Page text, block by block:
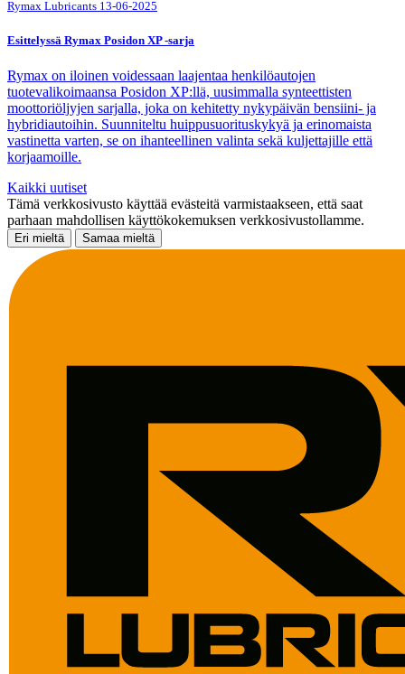
Rymax Lubricants 13-06-2025
Esittelyssä Rymax Posidon XP -sarja
Rymax on iloinen voidessaan laajentaa henkilöautojen
tuotevalikoimaansa Posidon XP:llä, uusimmalla synteettisten
moottoriöljyjen sarjalla, joka on kehitetty nykypäivän bensiini- ja
hybridiautoihin. Suunniteltu huippusuorituskykyä ja erinomaista
vastinetta varten, se on ihanteellinen valinta sekä kuljettajille että
korjaamoille.
Kaikki uutiset
Tämä verkkosivusto käyttää evästeitä varmistaakseen, että saat
parhaan mahdollisen käyttökokemuksen verkkosivustollamme.
Eri mieltä Samaa mieltä